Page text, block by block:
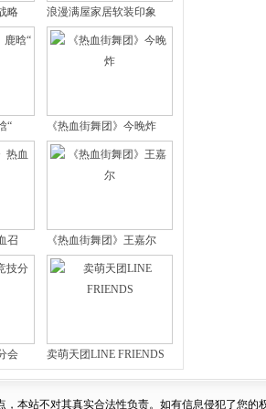
略 浪漫满屋家居软装印象
“ 《热血街舞团》今晚炸
召 《热血街舞团》王嘉尔
会 卖萌天团LINE FRIENDS
本站不对其真实合法性负责。如有信息侵犯了您的